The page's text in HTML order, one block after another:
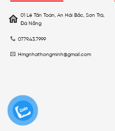
01 Lê Tấn Toán, An Hải Bắc, Sơn Trà,
Đà Nẵng
0779.43.7999
Hmgnhathongminh@gmail.com